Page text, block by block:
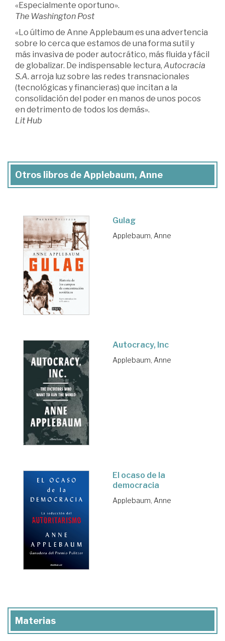
«Especialmente oportuno».
The Washington Post
«Lo último de Anne Applebaum es una advertencia
sobre lo cerca que estamos de una forma sutil y
más invasiva de poder autocrático, más fluida y fácil
de globalizar. De indispensable lectura, Autocracia
S.A. arroja luz sobre las redes transnacionales
(tecnológicas y financieras) que incitan a la
consolidación del poder en manos de unos pocos
en detrimento de todos los demás».
Lit Hub
Otros libros de Applebaum, Anne
Gulag
Applebaum, Anne
Autocracy, Inc
Applebaum, Anne
El ocaso de la
democracia
Applebaum, Anne
Materias